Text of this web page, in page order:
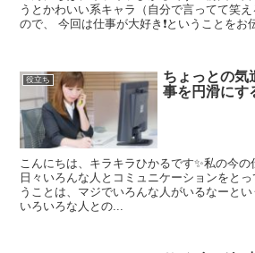
うとかわいい系キャラ（自分で言ってて笑
ので、 今回は仕事が大好き❗️ということをお
役立ち
ちょっとの気
事を円滑にす
こんにちは、キラキラひかるです✨私の今の
日々いろんな人とコミュニケーションをと
うことは、マジでいろんな人がいるなーとい
いろいろな人との...